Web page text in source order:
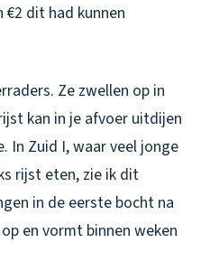
dit had kunnen
Ze zwellen op in
kan in je afvoer uitdijen
In Zuid I, waar veel jonge
rijst eten, zie ik dit
in de eerste bocht na
en vormt binnen weken